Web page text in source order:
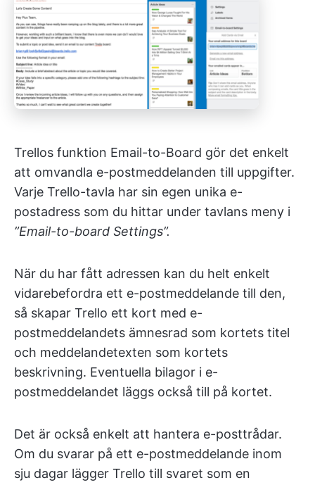
Trellos funktion Email-to-Board gör det enkelt
att omvandla e-postmeddelanden till uppgifter.
Varje Trello-tavla har sin egen unika e-
postadress som du hittar under tavlans meny i
”Email-to-board Settings”.
När du har fått adressen kan du helt enkelt
vidarebefordra ett e-postmeddelande till den,
så skapar Trello ett kort med e-
postmeddelandets ämnesrad som kortets titel
och meddelandetexten som kortets
beskrivning. Eventuella bilagor i e-
postmeddelandet läggs också till på kortet.
Det är också enkelt att hantera e-posttrådar.
Om du svarar på ett e-postmeddelande inom
sju dagar lägger Trello till svaret som en